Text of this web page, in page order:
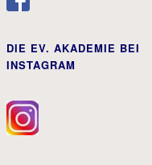
DIE EV. AKADEMIE BEI
INSTAGRAM